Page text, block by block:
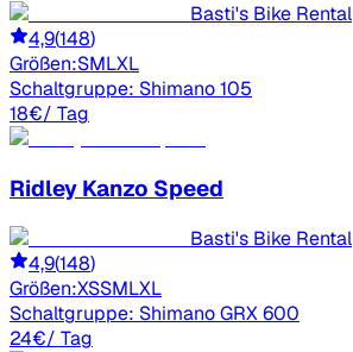
Basti's Bike Rental
4,9(148)
Größen:SMLXL
Schaltgruppe: Shimano 105
18€/ Tag
Ridley Kanzo Speed
Basti's Bike Rental
4,9(148)
Größen:XSSMLXL
Schaltgruppe: Shimano GRX 600
24€/ Tag